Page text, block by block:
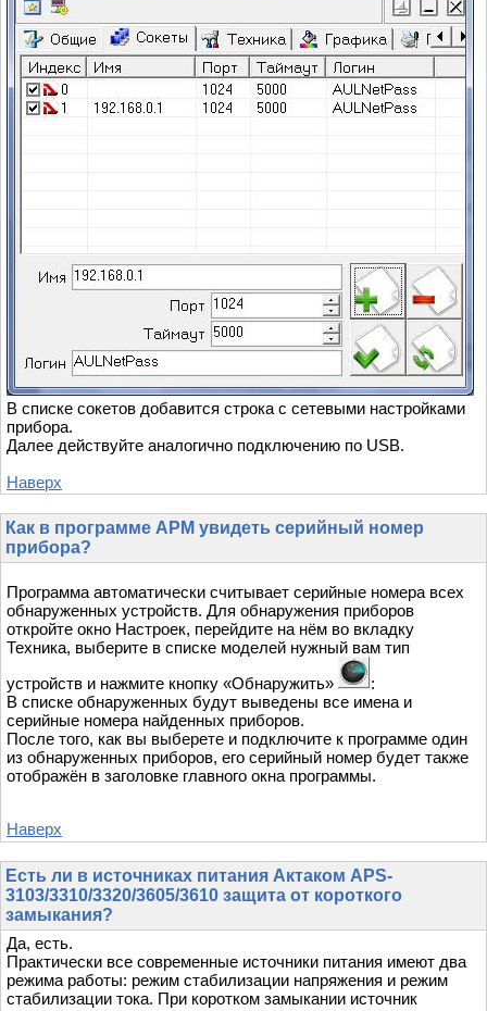
В списке сокетов добавится строка с сетевыми настройками
прибора.
Далее действуйте аналогично подключению по USB.
Наверх
Как в программе АРМ увидеть серийный номер
прибора?
Программа автоматически считывает серийные номера всех
обнаруженных устройств. Для обнаружения приборов
откройте окно Настроек, перейдите на нём во вкладку
Техника, выберите в списке моделей нужный вам тип
устройств и нажмите кнопку «Обнаружить»
:
В списке обнаруженных будут выведены все имена и
серийные номера найденных приборов.
После того, как вы выберете и подключите к программе один
из обнаруженных приборов, его серийный номер будет также
отображён в заголовке главного окна программы.
Наверх
Есть ли в источниках питания Актаком APS-
3103/3310/3320/3605/3610 защита от короткого
замыкания?
Да, есть.
Практически все современные источники питания имеют два
режима работы: режим стабилизации напряжения и режим
стабилизации тока. При коротком замыкании источник